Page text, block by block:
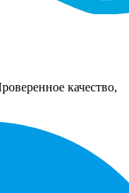
качество,